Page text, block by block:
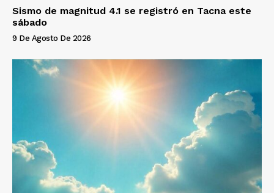
Sismo de magnitud 4.1 se registró en Tacna este
sábado
9 De Agosto De 2026